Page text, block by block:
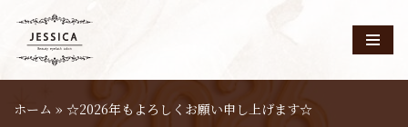
ン
ホーム » ☆2026年もよろしくお願い申し上げます☆